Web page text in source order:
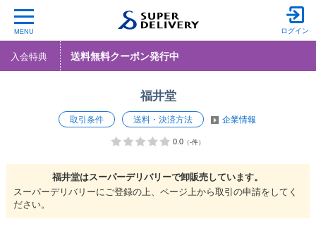
MENU ログイン
入会特典 送料無料クーポン発行中
福井堂
取引条件 送料・決済方法 企業情報
0.0（-件）
福井堂はスーパーデリバリーで卸販売しています。
スーパーデリバリーにご登録の上、ページ上から取引の申請をしてく
ださい。